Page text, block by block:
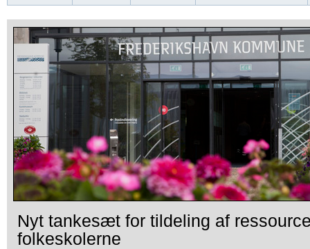
Nyt tankesæt for tildeling af
folkeskolerne